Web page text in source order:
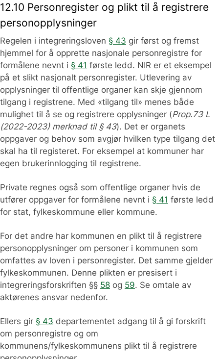
12.10 Personregister og plikt til å registrere
personopplysninger
Regelen i integreringsloven § 43 gir først og fremst
hjemmel for å opprette nasjonale personregistre for
formålene nevnt i § 41 første ledd. NIR er et eksempel
på et slikt nasjonalt personregister. Utlevering av
opplysninger til offentlige organer kan skje gjennom
tilgang i registrene. Med «tilgang til» menes både
mulighet til å se og registrere opplysninger (Prop.73 L
(2022-2023) merknad til § 43). Det er organets
oppgaver og behov som avgjør hvilken type tilgang det
skal ha til registeret. For eksempel at kommuner har
egen brukerinnlogging til registrene.
Private regnes også som offentlige organer hvis de
utfører oppgaver for formålene nevnt i § 41 første ledd
for stat, fylkeskommune eller kommune.
For det andre har kommunen en plikt til å registrere
personopplysninger om personer i kommunen som
omfattes av loven i personregister. Det samme gjelder
fylkeskommunen. Denne plikten er presisert i
integreringsforskriften §§ 58 og 59. Se omtale av
aktørenes ansvar nedenfor.
Ellers gir § 43 departementet adgang til å gi forskrift
om personregistre og om
kommunens/fylkeskommunens plikt til å registrere